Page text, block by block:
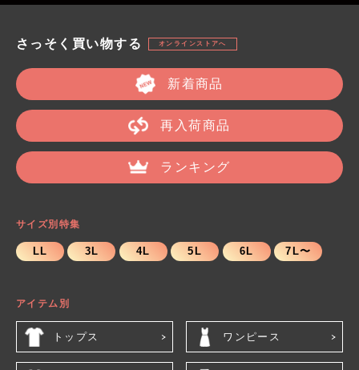
さっそく買い物する オンラインストアへ
新着商品
再入荷商品
ランキング
サイズ別特集
LL 3L 4L 5L 6L 7L〜
アイテム別
トップス ワンピース